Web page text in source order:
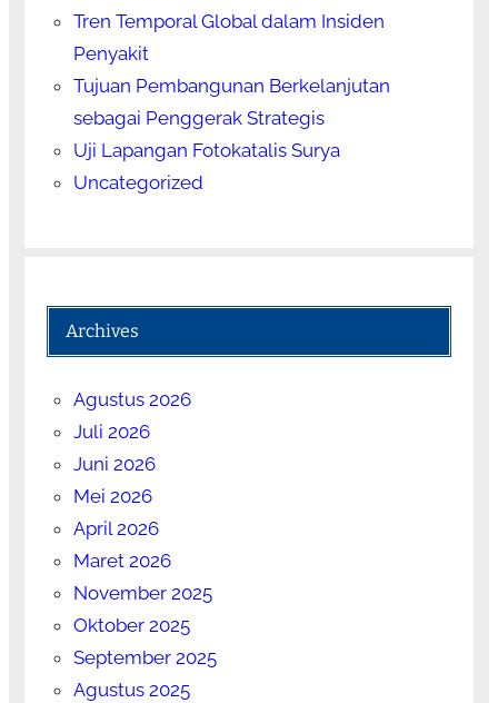
Tren Temporal Global dalam Insiden
Penyakit
Tujuan Pembangunan Berkelanjutan
sebagai Penggerak Strategis
Uji Lapangan Fotokatalis Surya
Uncategorized
Archives
Agustus 2026
Juli 2026
Juni 2026
Mei 2026
April 2026
Maret 2026
November 2025
Oktober 2025
September 2025
Agustus 2025